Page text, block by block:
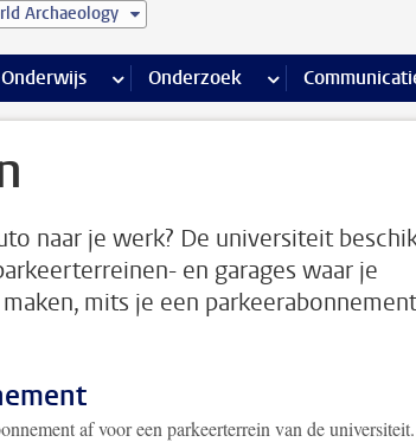
Archaeology
Faciliteiten pagina’s
Onderwijs meer Onderwijs pagina’s
Onderzoek meer Onderzoek
naar je werk? De universiteit
en garages waar je
mits je een
af voor een parkeerterrein van de universiteit.